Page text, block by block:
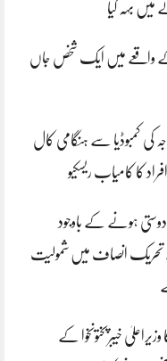
میں بہہ گیا
واقعے میں ایک شخص جاں
کی کمبوڈیا سے ہنگامی کال
ہونے کے باوجود
تحریک انصاف میں شمولیت
وزیراعلیٰ خیبرپختونخوا کے